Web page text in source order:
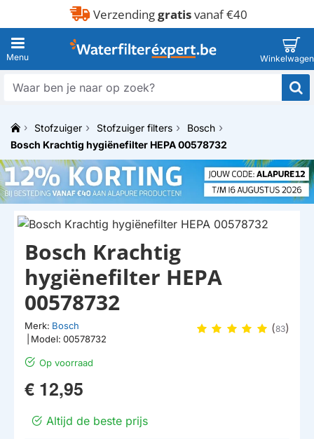
Verzendinggratisvanaf €40
Waar
naar
oph
m
e
Stofzuiger Stofzuiger filters
Bosch
Bosch Krachtig hygiënefilter HEPA 00578732
Op voorraad
Bosch Krachtig
hygiënefilter HEPA
00578732
Merk: Bosch
Model: 00578732
(83)
€ 12,95
Altijd de beste prijs